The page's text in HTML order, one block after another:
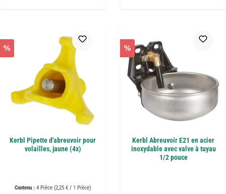
%
Kerbl Pipette d'abreuvoir pour
volailles, jaune (4x)
Contenu : 4 Pièce (2,25 € / 1 Pièce)
%
Kerbl Abreuvoir E21 en acier
inoxydable avec valve à tuyau
1/2 pouce